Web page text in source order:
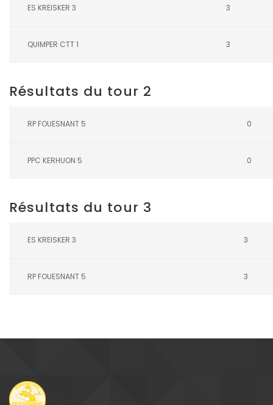
ES KREISKER 3 3
QUIMPER CTT 1 3
Résultats du tour 2
RP FOUESNANT 5 0
PPC KERHUON 5 0
Résultats du tour 3
ES KREISKER 3 3
RP FOUESNANT 5 3